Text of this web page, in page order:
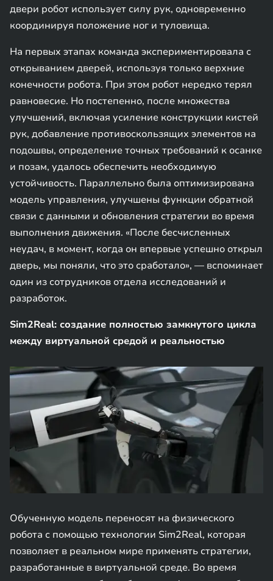
двери робот использует силу рук, одновременно
координируя положение ног и туловища.
На первых этапах команда экспериментировала с
открыванием дверей, используя только верхние
конечности робота. При этом робот нередко терял
равновесие. Но постепенно, после множества
улучшений, включая усиление конструкции кистей
рук, добавление противоскользящих элементов на
подошвы, определение точных требований к осанке
и позам, удалось обеспечить необходимую
устойчивость. Параллельно была оптимизирована
модель управления, улучшены функции обратной
связи с данными и обновления стратегии во время
выполнения движения. «После бесчисленных
неудач, в момент, когда он впервые успешно открыл
дверь, мы поняли, что это сработало», — вспоминает
один из сотрудников отдела исследований и
разработок.
Sim2Real: создание полностью замкнутого цикла
между виртуальной средой и реальностью
Обученную модель переносят на физического
робота с помощью технологии Sim2Real, которая
позволяет в реальном мире применять стратегии,
разработанные в виртуальной среде. Во время